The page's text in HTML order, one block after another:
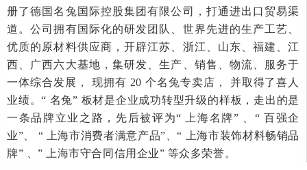
册了德国名兔国际控股集团有限公司，打通进出口贸易渠
道。公司拥有国际化的研发团队、世界先进的生产工艺、
优质的原材料供应商，开辟江苏、浙江、山东、福建、江
西、广西六大基地，集研发、生产、销售、物流、服务于
一体综合发展， 现拥有 20 个名兔专卖店， 并取得了喜人
业绩。“ 名兔” 板材是企业成功转型升级的样板，走出的是
一条品牌立业之路，先后被评为“ 上海名牌” 、“ 百强企
业”、 “ 上海市消费者满意产品”、“ 上海市装饰材料畅销品
牌” 、” 上海市守合同信用企业” 等众多荣誉。